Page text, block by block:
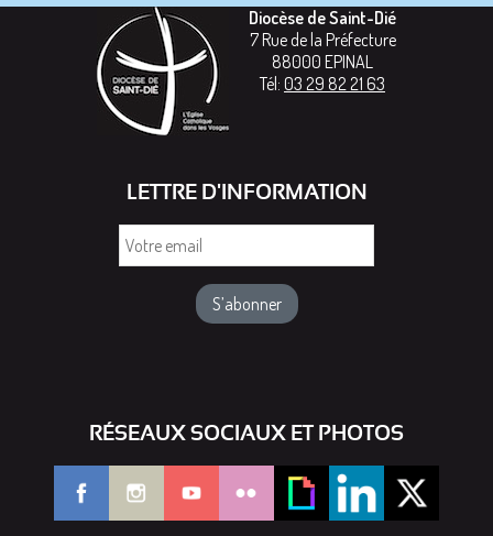
Diocèse de Saint-Dié
7 Rue de la Préfecture
88000 EPINAL
Tél: 03 29 82 21 63
LETTRE D'INFORMATION
RÉSEAUX SOCIAUX ET PHOTOS